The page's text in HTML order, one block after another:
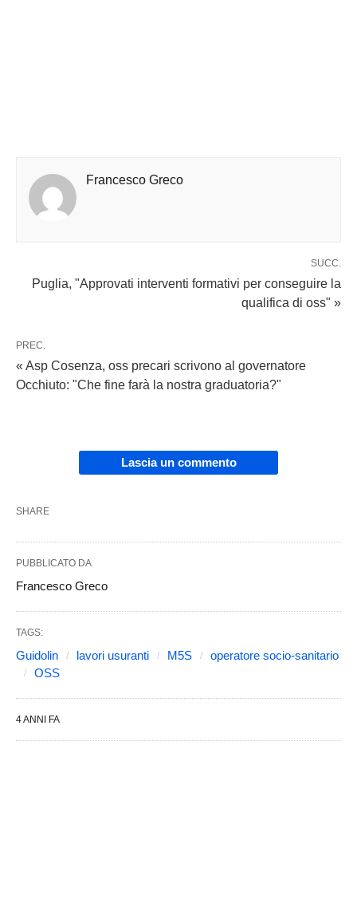
Francesco Greco
SUCC.
Puglia, "Approvati interventi formativi per conseguire la
qualifica di oss" »
PREC.
« Asp Cosenza, oss precari scrivono al governatore
Occhiuto: "Che fine farà la nostra graduatoria?"
Lascia un commento
SHARE
PUBBLICATO DA
Francesco Greco
TAGS:
Guidolin lavori usuranti M5S
operatore socio-sanitario
OSS
4 ANNI FA